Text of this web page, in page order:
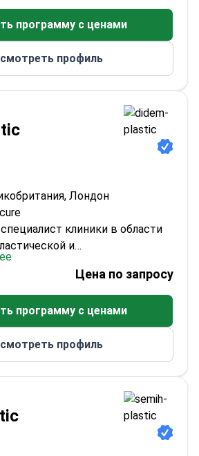
Абант Иззет Байсал (бакалавр
гг., докторская степень по
гг.) и эстетическую и
(2017–2020 гг.). Он
турецких обществ
хирургии.
программу с ценами
профиль
Лондон
клиники в области
и
хирургии. Он получил степень
в Медицинской школе
(2007 г.) и прошел
обучение по эстетической/
хирургии в
Кемаля (2014 г.). Его
охватывает
Нишанташи, Рейханлы,
выполняемых им процедур.
Цена по запросу
программу с ценами
профиль